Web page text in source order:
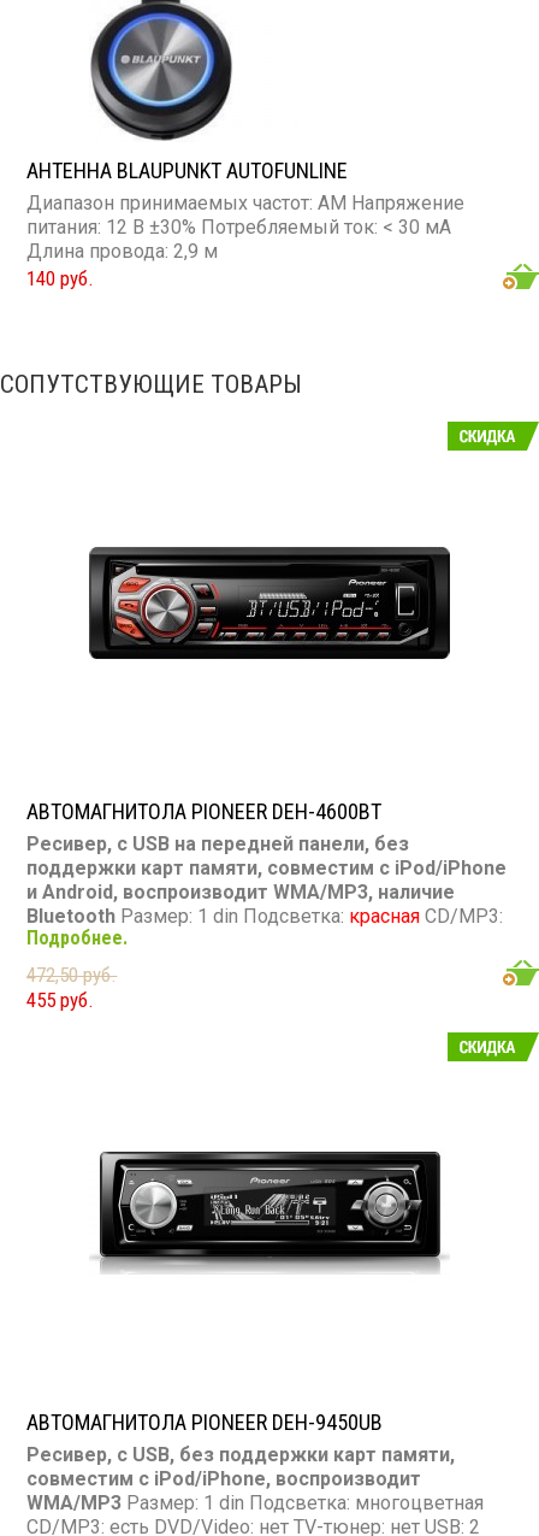
АНТЕННА BLAUPUNKT AUTOFUNLINE
Диапазон принимаемых частот: AM Напряжение
питания: 12 В ±30% Потребляемый ток: < 30 мА
Длина провода: 2,9 м
140 руб.
СОПУТСТВУЮЩИЕ ТОВАРЫ
АВТОМАГНИТОЛА PIONEER DEH-4600BT
Ресивер, с USB на передней панели, без
поддержки карт памяти, совместим с iPod/iPhone
и Android, воспроизводит WMA/MP3, наличие
Bluetooth Размер: 1 din Подсветка: красная CD/MP3:
есть DVD/Video: нет TV-тюнер: нет USB: есть, спереди
SD карта: нет AUX вход: есть, спереди Пульт: нет
Bluetooth: есть Съемная панель: есть RCA (линейные)
выходы: 1 пара Мощность 50 Вт х 4
Подробнее.
472,50 руб.
455 руб.
АВТОМАГНИТОЛА PIONEER DEH-9450UB
Ресивер, с USB, без поддержки карт памяти,
совместим с iPod/iPhone, воспроизводит
WMA/MP3 Размер: 1 din Подсветка: многоцветная
CD/MP3: есть DVD/Video: нет TV-тюнер: нет USB: 2